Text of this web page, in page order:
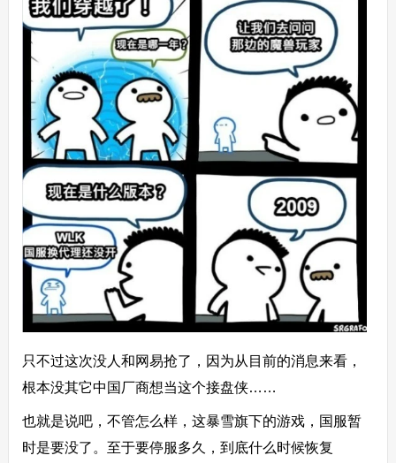
只不过这次没人和网易抢了，因为从目前的消息来看，
根本没其它中国厂商想当这个接盘侠……
也就是说吧，不管怎么样，这暴雪旗下的游戏，国服暂
时是要没了。至于要停服多久，到底什么时候恢复